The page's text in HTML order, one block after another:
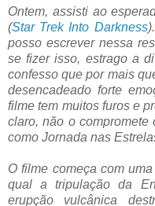
Ontem, assisti ao
(Star Trek Into Darkness
posso escrever nessa
se fizer isso, estrago a
confesso que por mais
desencadeado forte
filme tem muitos furos e
claro, não o compromete
como Jornada nas
O filme começa com
qual a tripulação da
erupção vulcânica